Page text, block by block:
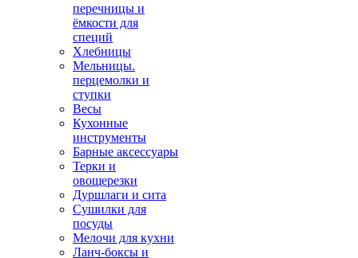
перечницы и
ёмкости для
специй
Хлебницы
Мельницы.
перцемолки и
ступки
Весы
Кухонные
инструменты
Барные аксессуары
Терки и
овощерезки
Дуршлаги и сита
Сушилки для
посуды
Мелочи для кухни
Ланч-боксы и